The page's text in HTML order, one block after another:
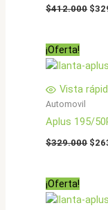
$412.000 El
$
¡Oferta!
Vista
Automovil
Aplus 195/
$329.000 El
$
¡Oferta!